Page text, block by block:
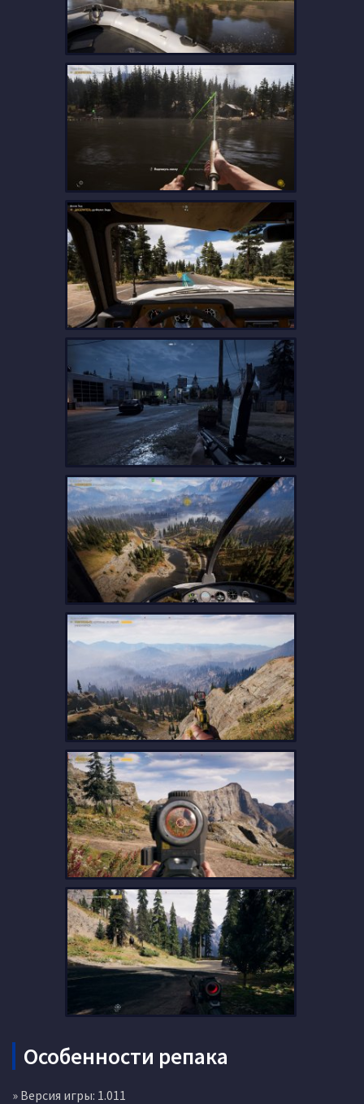
Особенности репака
» Версия игры: 1.011